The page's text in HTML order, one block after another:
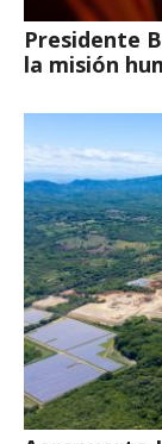
Presidente
la misión